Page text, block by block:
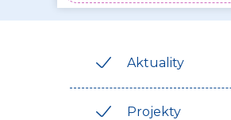
Aktuality
Projekty